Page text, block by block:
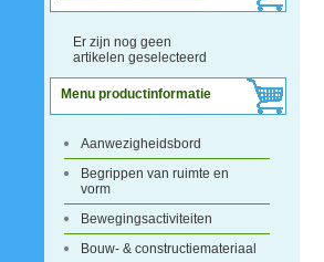
Er zijn nog geen
artikelen geselecteerd
Menu productinformatie
Aanwezigheidsbord
Begrippen van ruimte en
vorm
Bewegingsactiviteiten
Bouw- & constructiemateriaal